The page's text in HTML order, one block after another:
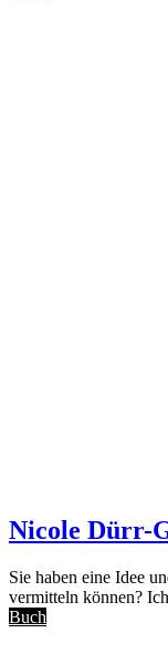
Nicole Dürr-
Sie haben eine Idee
vermitteln können?
Buch